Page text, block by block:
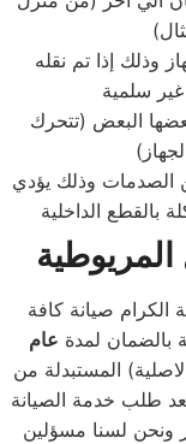
وذلك إذا تم نقله
البعض (تتحرك
الصدمات وذلك يؤدي
الكرام صيانة كافة
بالضمان لمدة عام
(الاصلية) المستبدلة من
بعد طلب خدمة الصيانة
ونحن لسنا مسؤلين